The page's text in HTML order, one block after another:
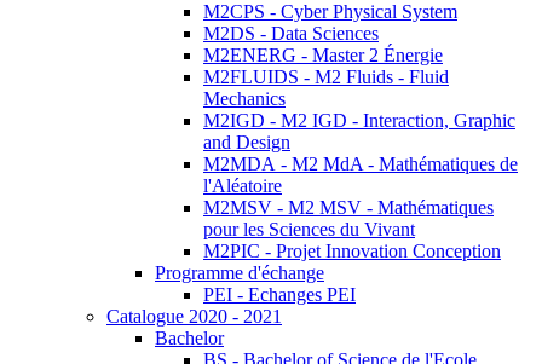
M2CPS - Cyber Physical System
M2DS - Data Sciences
M2ENERG - Master 2 Énergie
M2FLUIDS - M2 Fluids - Fluid
Mechanics
M2IGD - M2 IGD - Interaction, Graphic
and Design
M2MDA - M2 MdA - Mathématiques de
l'Aléatoire
M2MSV - M2 MSV - Mathématiques
pour les Sciences du Vivant
M2PIC - Projet Innovation Conception
Programme d'échange
PEI - Echanges PEI
Catalogue 2020 - 2021
Bachelor
BS - Bachelor of Science de l'Ecole